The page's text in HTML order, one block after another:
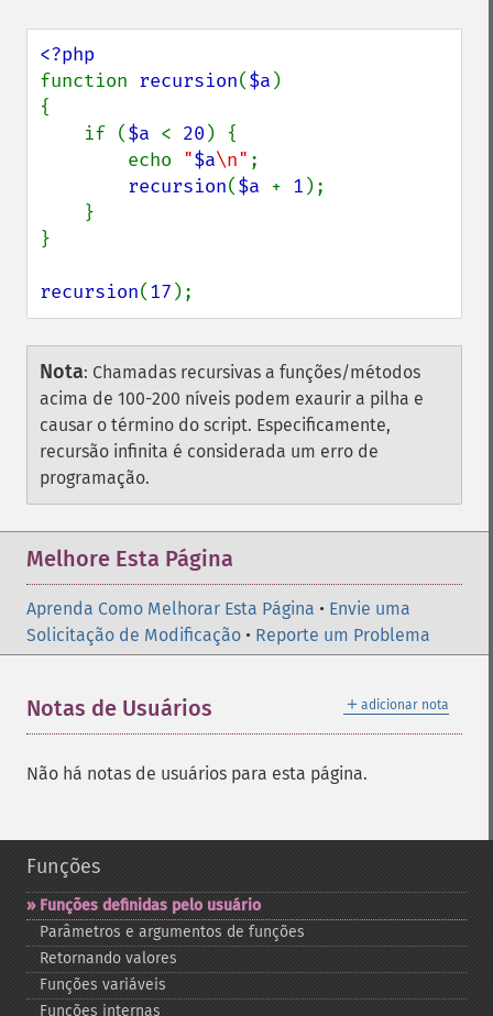
function recursion($a )
{
    if (
$a < 20 ) {
        echo
"$a\n" ;
recursion($a + 1 );
}
recursion(17 );
Nota: Chamadas recursivas a funções/métodos
acima de 100-200 níveis podem exaurir a pilha e
causar o término do script. Especificamente,
recursão infinita é considerada um erro de
programação.
Melhore Esta Página
Aprenda Como Melhorar Esta Página • Envie uma
Solicitação de Modificação • Reporte um Problema
＋ adicionar nota
Notas de Usuários
Não há notas de usuários para esta página.
Funções
Funções definidas pelo usuário
Parâmetros e argumentos de funções
Retornando valores
Funções variáveis
Funções internas